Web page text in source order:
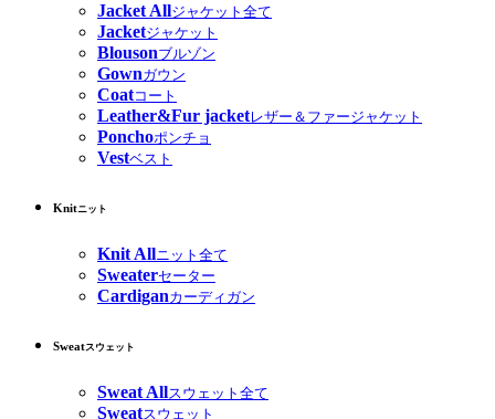
Jacket Allジャケット全て
Jacketジャケット
Blousonブルゾン
Gownガウン
Coatコート
Leather&Fur jacketレザー＆ファージャケット
Ponchoポンチョ
Vestベスト
Knitニット
Knit Allニット全て
Sweaterセーター
Cardiganカーディガン
Sweatスウェット
Sweat Allスウェット全て
Sweatスウェット